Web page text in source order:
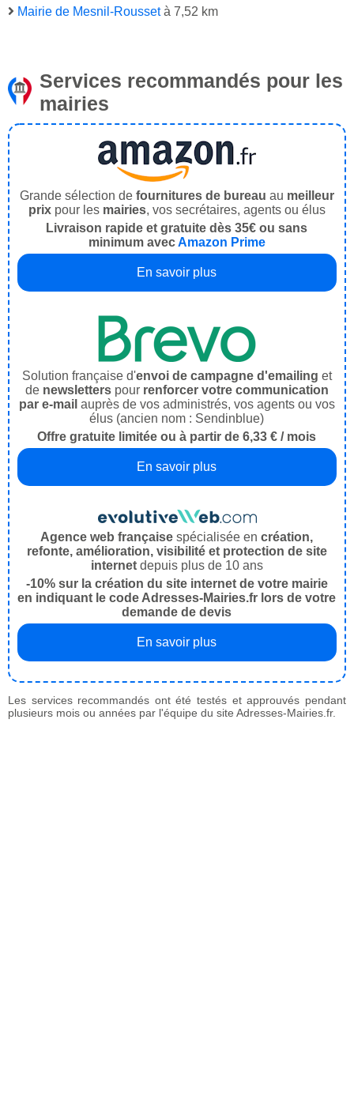
Mairie de Mesnil-Roussetà 7,52 km
Services recommandés pour les
mairies
Grande sélection de fournitures de bureau au meilleur
prix pour les mairies, vos secrétaires, agents ou élus
Livraison rapide et gratuite dès 35€ ou sans
minimum avecAmazon Prime
En savoir plus
Solution française d'envoi de campagne d'emailing et
de newsletters pour renforcer votre communication
par e-mail auprès de vos administrés, vos agents ou vos
élus (ancien nom : Sendinblue)
Offre gratuite limitée ou à partir de 6,33 € / mois
En savoir plus
Agence web française spécialisée encréation,
refonte, amélioration, visibilité et protection de site
internet depuis plus de 10 ans
-10% sur la création du site internet de votre mairie
en indiquant le code Adresses-Mairies.fr lors de votre
demande de devis
En savoir plus
Les services recommandés ont été testés et approuvés pendant
plusieurs mois ou années par l'équipe du site Adresses-Mairies.fr.